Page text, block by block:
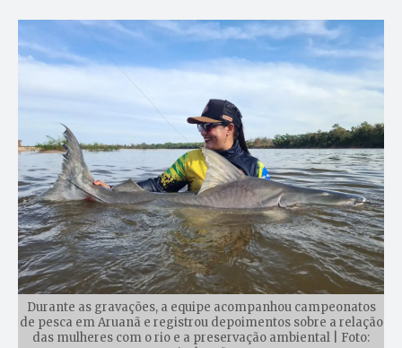
Durante as gravações, a equipe acompanhou campeonatos
de pesca em Aruanã e registrou depoimentos sobre a relação
das mulheres com o rio e a preservação ambiental | Foto: